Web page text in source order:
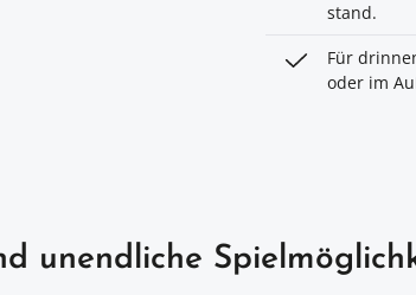
stand.
Für
oder im
unendliche